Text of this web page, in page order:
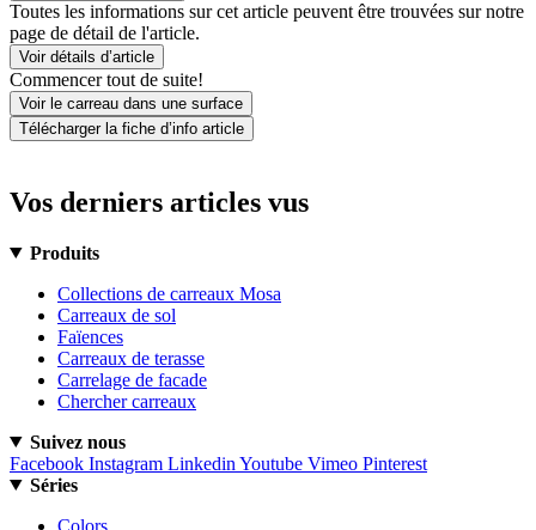
Toutes les informations sur cet article peuvent être trouvées sur notre
page de détail de l'article.
Voir détails d’article
Commencer tout de suite!
Voir le carreau dans une surface
Télécharger la fiche d’info article
Vos derniers articles vus
Produits
Collections de carreaux Mosa
Carreaux de sol
Faïences
Carreaux de terasse
Carrelage de facade
Chercher carreaux
Suivez nous
Facebook Instagram Linkedin Youtube Vimeo Pinterest
Séries
Colors